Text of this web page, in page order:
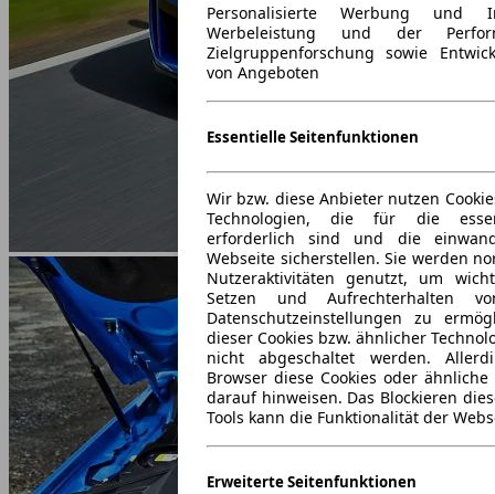
Personalisierte Werbung und
Werbeleistung und der
Zielgruppenforschung sowie
von Angeboten
Essentielle Seitenfunktionen
Wir bzw. diese Anbieter nutzen
Technologien, die für die
erforderlich sind und die
Webseite sicherstellen. Sie werden
Nutzeraktivitäten genutzt, um
Setzen und Aufrechterhalten
Datenschutzeinstellungen zu
dieser Cookies bzw. ähnlicher
nicht abgeschaltet werden.
Browser diese Cookies oder
darauf hinweisen. Das Blockieren
Tools kann die Funktionalität der
Erweiterte Seitenfunktionen